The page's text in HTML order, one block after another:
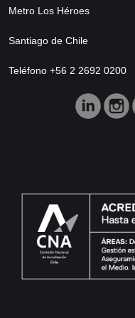
Metro Los Héroes
Santiago de Chile
Teléfono +56 2 2692 0200